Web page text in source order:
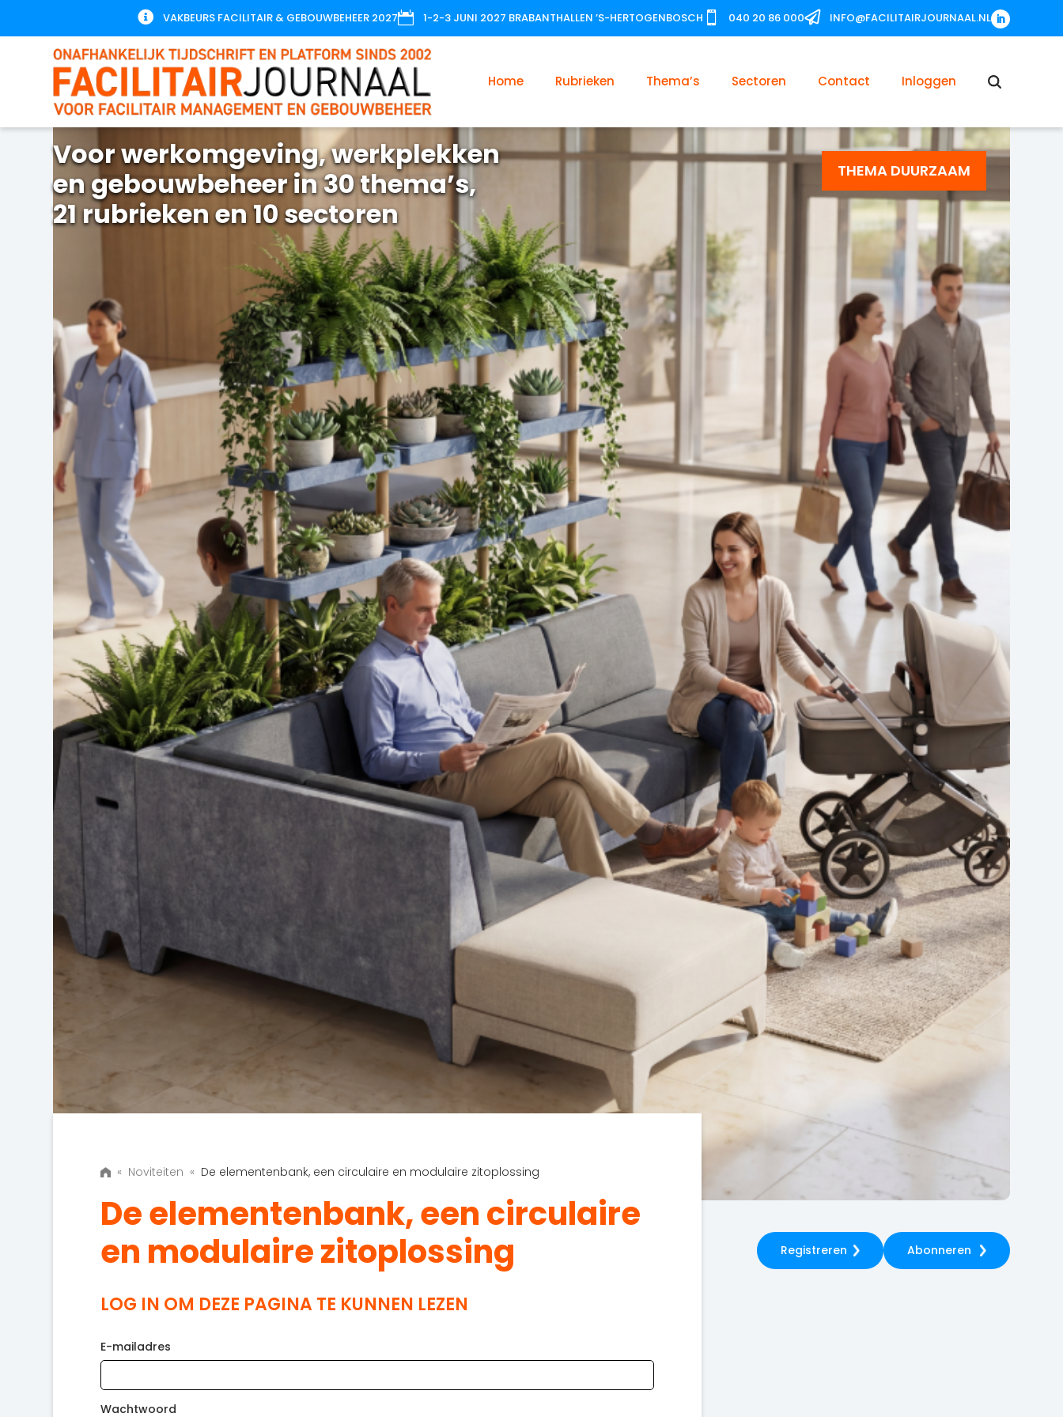
 VAKBEURS FACILITAIR & GEBOUWBEHEER 2027 1-2-3 JUNI 2027 BRABANTHALLEN ’S-HERTOGENBOSCH  040 20 86 000 INFO@FACILITAIRJOURNAAL.NL
Home Rubrieken Thema’s Sectoren Contact Inloggen
Voor werkomgeving, werkplekken
en gebouwbeheer in 30 thema’s,
21 rubrieken en 10 sectoren
THEMA DUURZAAM
« Noviteiten « De elementenbank, een circulaire en modulaire zitoplossing
De elementenbank, een circulaire
en modulaire zitoplossing
LOG IN OM DEZE PAGINA TE KUNNEN LEZEN
E-mailadres
Wachtwoord
Registreren Abonneren